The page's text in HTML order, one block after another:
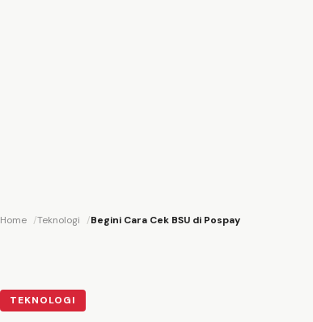
Home Teknologi Begini Cara Cek BSU di Pospay
TEKNOLOGI